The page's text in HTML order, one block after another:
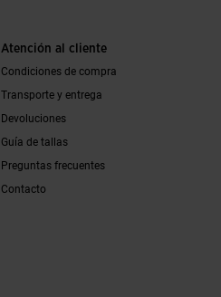
Atención al cliente
Condiciones de compra
Transporte y entrega
Devoluciones
Guía de tallas
Preguntas frecuentes
Contacto